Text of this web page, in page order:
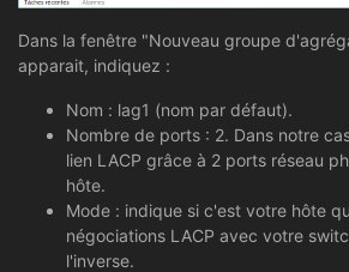
Dans la fenêtre "Nouveau groupe
apparait, indiquez :
Nom : lag1 (nom par défaut).
Nombre de ports : 2. Dans notre
lien LACP grâce à 2 ports réseau
hôte.
Mode : indique si c'est votre hôte
négociations LACP avec votre
l'inverse.